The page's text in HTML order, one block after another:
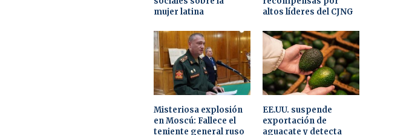
mujer latina
altos líderes del CJNG
Misteriosa explosión
en Moscú: Fallece el
teniente general ruso
EE.UU. suspende
exportación de
aguacate y detecta